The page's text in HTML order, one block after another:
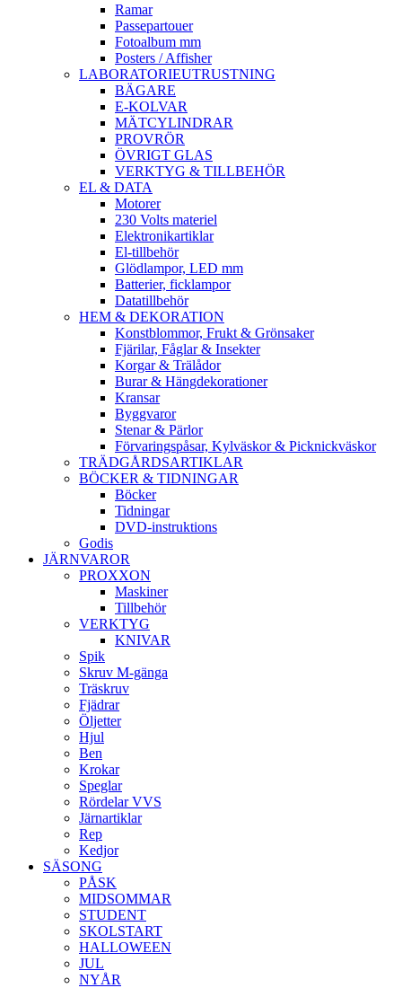
Ramar
Passepartouer
Fotoalbum mm
Posters / Affisher
LABORATORIEUTRUSTNING
BÄGARE
E-KOLVAR
MÄTCYLINDRAR
PROVRÖR
ÖVRIGT GLAS
VERKTYG & TILLBEHÖR
EL & DATA
Motorer
230 Volts materiel
Elektronikartiklar
El-tillbehör
Glödlampor, LED mm
Batterier, ficklampor
Datatillbehör
HEM & DEKORATION
Konstblommor, Frukt & Grönsaker
Fjärilar, Fåglar & Insekter
Korgar & Trälådor
Burar & Hängdekorationer
Kransar
Byggvaror
Stenar & Pärlor
Förvaringspåsar, Kylväskor & Picknickväskor
TRÄDGÅRDSARTIKLAR
BÖCKER & TIDNINGAR
Böcker
Tidningar
DVD-instruktions
Godis
JÄRNVAROR
PROXXON
Maskiner
Tillbehör
VERKTYG
KNIVAR
Spik
Skruv M-gänga
Träskruv
Fjädrar
Öljetter
Hjul
Ben
Krokar
Speglar
Rördelar VVS
Järnartiklar
Rep
Kedjor
SÄSONG
PÅSK
MIDSOMMAR
STUDENT
SKOLSTART
HALLOWEEN
JUL
NYÅR